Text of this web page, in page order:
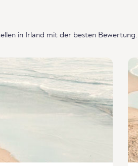
in Irland mit der besten Bewertung.